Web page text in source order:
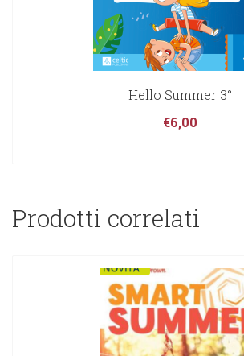
Hello Summer 3°
€6,00
Prodotti correlati